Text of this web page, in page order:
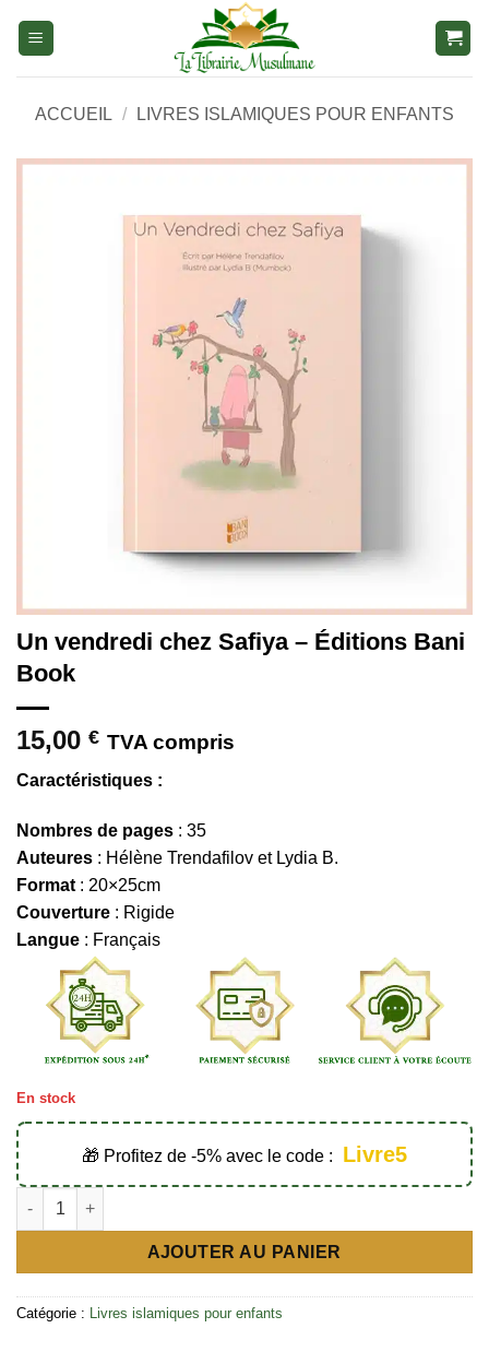
ACCUEIL / LIVRES ISLAMIQUES POUR ENFANTS
Un vendredi chez Safiya – Éditions Bani
Book
15,00 € TVA compris
Caractéristiques :
Nombres de pages : 35
Auteures : Hélène Trendafilov et Lydia B.
Format : 20×25cm
Couverture : Rigide
Langue : Français
En stock
🎁 Profitez de -5% avec le code : Livre5
quantité de Un vendredi chez Safiya - Éditions Bani Book
AJOUTER AU PANIER
Catégorie : Livres islamiques pour enfants